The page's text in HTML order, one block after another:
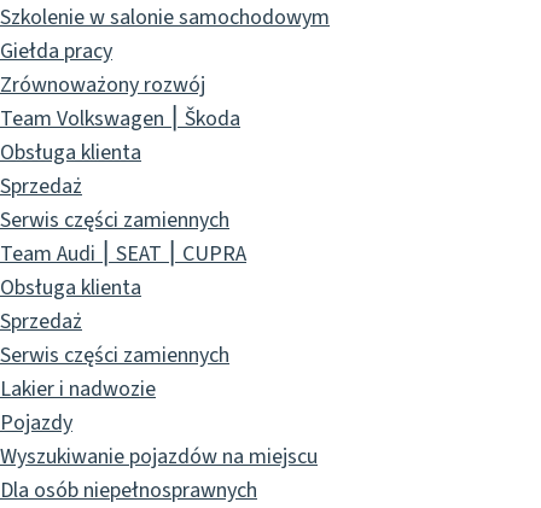
Szkolenie w salonie samochodowym
Giełda pracy
Zrównoważony rozwój
Team Volkswagen ⎮ Škoda
Obsługa klienta
Sprzedaż
Serwis części zamiennych
Team Audi ⎮ SEAT ⎮ CUPRA
Obsługa klienta
Sprzedaż
Serwis części zamiennych
Lakier i nadwozie
Pojazdy
Wyszukiwanie pojazdów na miejscu
Dla osób niepełnosprawnych